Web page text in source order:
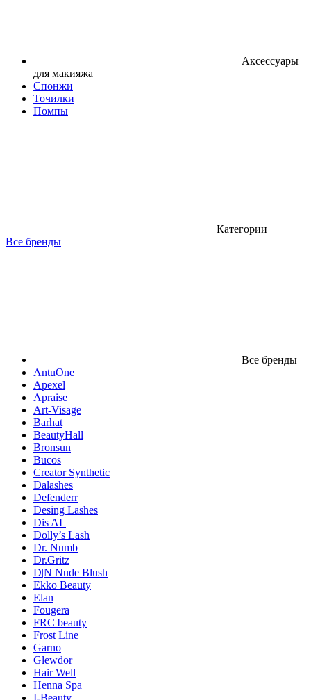
Аксессуары
для макияжа
Спонжи
Точилки
Помпы
Категории
Все бренды
Все бренды
AntuOne
Apexel
Apraise
Art-Visage
Barhat
BeautyHall
Bronsun
Bucos
Creator Synthetic
Dalashes
Defenderr
Desing Lashes
Dis AL
Dolly’s Lash
Dr. Numb
Dr.Gritz
D|N Nude Blush
Ekko Beauty
Elan
Fougera
FRC beauty
Frost Line
Garno
Glewdor
Hair Well
Henna Spa
I-Beauty